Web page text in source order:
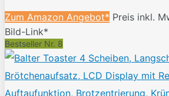
Zum Amazon Angebot* Preis inkl.
Bild-Link*
Bestseller Nr. 8